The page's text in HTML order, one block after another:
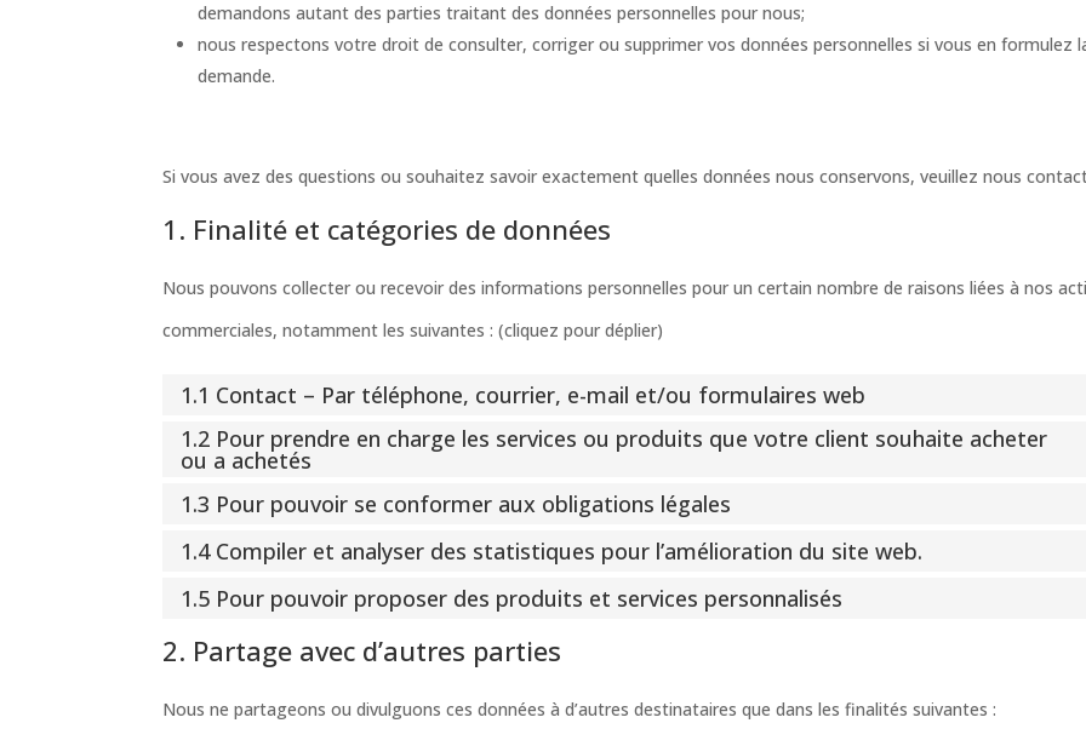
demandons autant des parties traitant des données personnelles pour nous;
nous respectons votre droit de consulter, corriger ou supprimer vos données personnelles si vous en formulez
demande.
Si vous avez des questions ou souhaitez savoir exactement quelles données nous conservons, veuillez nous
1. Finalité et catégories de données
Nous pouvons collecter ou recevoir des informations personnelles pour un certain nombre de raisons liées à nos
commerciales, notamment les suivantes : (cliquez pour déplier)
1.1 Contact – Par téléphone, courrier, e-mail et/ou formulaires web
1.2 Pour prendre en charge les services ou produits que votre client souhaite acheter
ou a achetés
1.3 Pour pouvoir se conformer aux obligations légales
1.4 Compiler et analyser des statistiques pour l’amélioration du site web.
1.5 Pour pouvoir proposer des produits et services personnalisés
2. Partage avec d’autres parties
Nous ne partageons ou divulguons ces données à d’autres destinataires que dans les finalités suivantes :